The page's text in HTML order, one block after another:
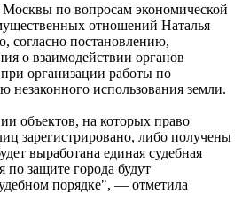
по вопросам экономической
отношений Наталья
согласно постановлению,
о взаимодействии органов
организации работы по
незаконного использования земли.
объектов, на которых право
зарегистрировано, либо получены
выработана единая судебная
защите города будут
порядке", — отметила